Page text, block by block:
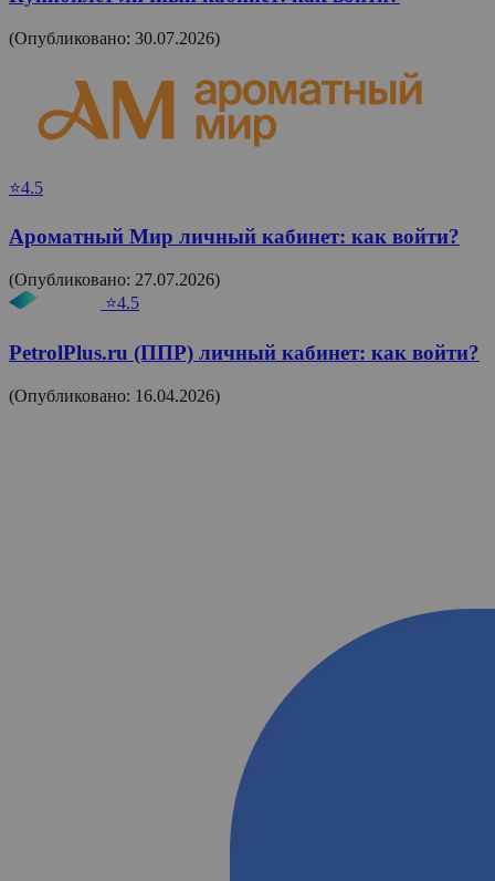
(Опубликовано: 30.07.2026)
⭐4.5
Ароматный Мир личный кабинет: как войти?
(Опубликовано: 27.07.2026)
⭐4.5
PetrolPlus.ru (ППР) личный кабинет: как войти?
(Опубликовано: 16.04.2026)